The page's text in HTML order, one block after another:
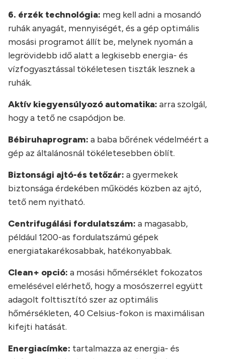
6. érzék technológia: meg kell adni a mosandó
ruhák anyagát, mennyiségét, és a gép optimális
mosási programot állít be, melynek nyomán a
legrövidebb idő alatt a legkisebb energia- és
vízfogyasztással tökéletesen tiszták lesznek a
ruhák.
Aktív kiegyensúlyozó automatika: arra szolgál,
hogy a tető ne csapódjon be.
Bébiruhaprogram: a baba bőrének védelméért a
gép az általánosnál tökéletesebben öblít.
Biztonsági ajtó-és tetőzár: a gyermekek
biztonsága érdekében működés közben az ajtó,
tető nem nyitható.
Centrifugálási fordulatszám: a magasabb,
például 1200-as fordulatszámú gépek
energiatakarékosabbak, hatékonyabbak.
Clean+ opció: a mosási hőmérséklet fokozatos
emelésével elérhető, hogy a mosószerrel együtt
adagolt folttisztító szer az optimális
hőmérsékleten, 40 Celsius-fokon is maximálisan
kifejti hatását.
Energiacímke: tartalmazza az energia- és